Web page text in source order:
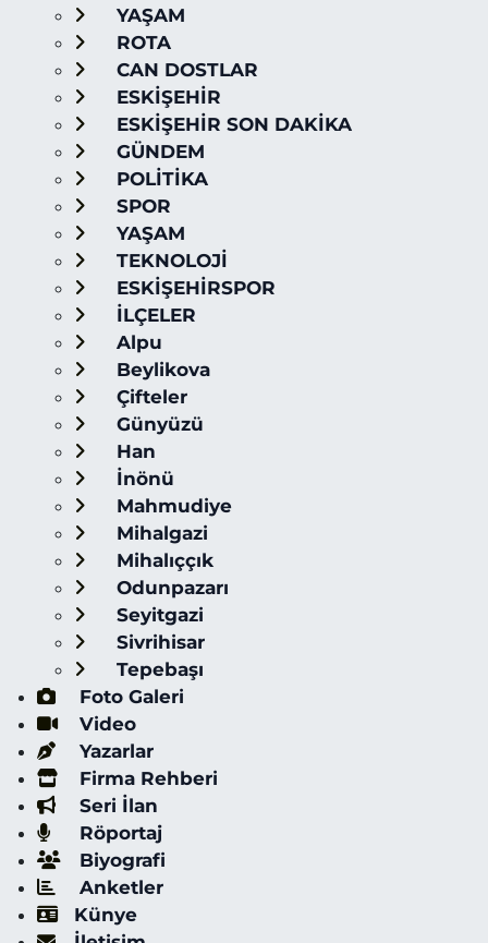
YAŞAM
ROTA
CAN DOSTLAR
ESKİŞEHİR
ESKİŞEHİR SON DAKİKA
GÜNDEM
POLİTİKA
SPOR
YAŞAM
TEKNOLOJİ
ESKİŞEHİRSPOR
İLÇELER
Alpu
Beylikova
Çifteler
Günyüzü
Han
İnönü
Mahmudiye
Mihalgazi
Mihalıççık
Odunpazarı
Seyitgazi
Sivrihisar
Tepebaşı
Foto Galeri
Video
Yazarlar
Firma Rehberi
Seri İlan
Röportaj
Biyografi
Anketler
Künye